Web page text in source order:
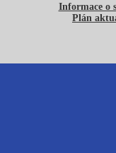
Informace o
Plán